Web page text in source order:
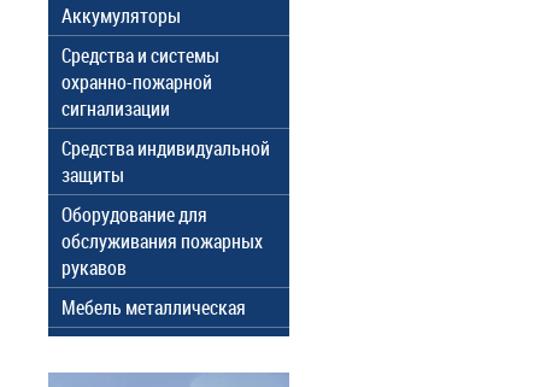
Аккумуляторы
Средства и системы
охранно-пожарной
сигнализации
Средства индивидуальной
защиты
Оборудование для
обслуживания пожарных
рукавов
Мебель металлическая